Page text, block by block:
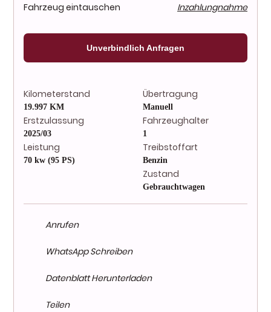
Fahrzeug eintauschen Inzahlungnahme
Unverbindlich Anfragen
Kilometerstand
19.997 KM
Erstzulassung
2025/03
Leistung
70 kw (95 PS)
Übertragung
Manuell
Fahrzeughalter
1
Treibstoffart
Benzin
Zustand
Gebrauchtwagen
Anrufen
WhatsApp Schreiben
Datenblatt Herunterladen
Teilen